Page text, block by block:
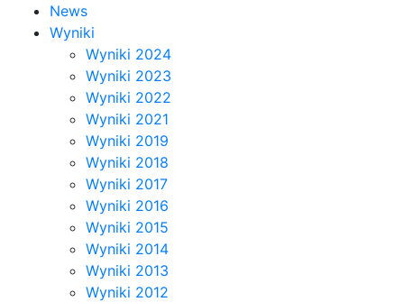
News
Wyniki
Wyniki 2024
Wyniki 2023
Wyniki 2022
Wyniki 2021
Wyniki 2019
Wyniki 2018
Wyniki 2017
Wyniki 2016
Wyniki 2015
Wyniki 2014
Wyniki 2013
Wyniki 2012